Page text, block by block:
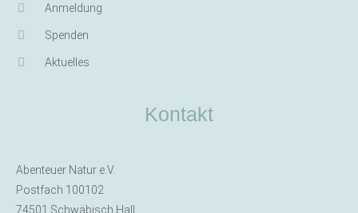
Anmeldung
Spenden
Aktuelles
Kontakt
Abenteuer Natur e.V.
Postfach 100102
74501 Schwäbisch Hall